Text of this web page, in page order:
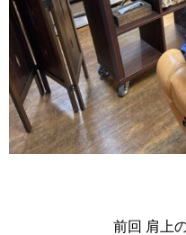
前回 肩上